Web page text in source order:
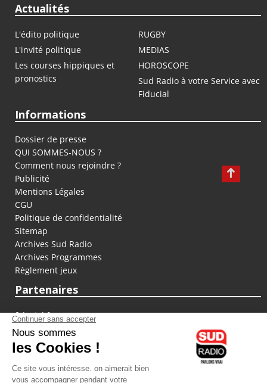
Actualités
L'édito politique
RUGBY
L'invité politique
MEDIAS
Les courses hippiques et
pronostics
HOROSCOPE
Sud Radio à votre Service avec
Fiducial
Informations
Dossier de presse
QUI SOMMES-NOUS ?
Comment nous rejoindre ?
Publicité
Mentions Légales
CGU
Politique de confidentialité
Sitemap
Archives Sud Radio
Archives Programmes
Règlement jeux
Partenaires
fiducial.fr
lyoncapitale.fr
olympique-et-lyonnais.com
L'application Iphone / Android